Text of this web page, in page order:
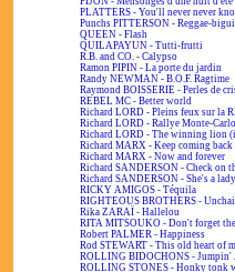
PLATTERS - You'll never never
Punchs PITTERSON - Reggae-
QUEEN - Flash
QUILAPAYUN - Tutti-frutti
R.B. and CO. - Calypso
Ramon PIPIN - La porte du jardin
Randy NEWMAN - B.O.F. Ragtime
Raymond BOISSERIE - Perles de
REBEL MC - Better world
Richard LORD - Pleins feux sur la
Richard LORD - Rallye Monte-
Richard LORD - The winning lion
Richard MARX - Keep coming back
Richard MARX - Now and forever
Richard SANDERSON - Check on
Richard SANDERSON - She's a lady
RICKY AMIGOS - Téquila
RIGHTEOUS BROTHERS -
Rika ZARAÏ - Hallelou
RITA MITSOUKO - Don't forget
Robert PALMER - Happiness
Rod STEWART - This old heart of
ROLLING BIDOCHONS - Jumpin'
ROLLING STONES - Honky tonk